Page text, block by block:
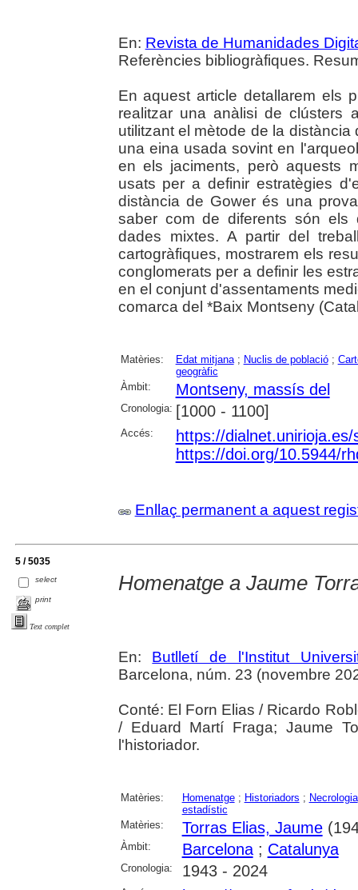
En: Revista de Humanidades
Referències bibliogràfiques.
En aquest article detallarem els
realitzar una anàlisi de clústers
utilitzant el mètode de la
una eina usada sovint en
en els jaciments, però aquests
usats per a definir estratègies
distància de Gower és una
saber com de diferents són els
dades mixtes. A partir del
cartogràfiques, mostrarem els
conglomerats per a definir les
en el conjunt d'assentaments
comarca del *Baix Montseny
Matèries: Edat mitjana; Nuclis de població;
geogràfic
Àmbit:
Montseny, massís del
Cronologia: [1000 - 1100]
Accés:
https://
https://doi.org/10.5944/
Enllaç permanent a aquest
5 / 5035
select
print
Text complet
Homenatge a Jaume
En: Butlletí de l'Institut
Barcelona, núm. 23 (novembre
Conté: El Forn Elias / Ricardo
/ Eduard Martí Fraga; Jaume
l'historiador.
Matèries: Homenatge; Historiadors ; Necrologia
estadístic
Matèries:
Torras Elias, Jaume
Àmbit: Barcelona; Catalunya
Cronologia: 1943 - 2024